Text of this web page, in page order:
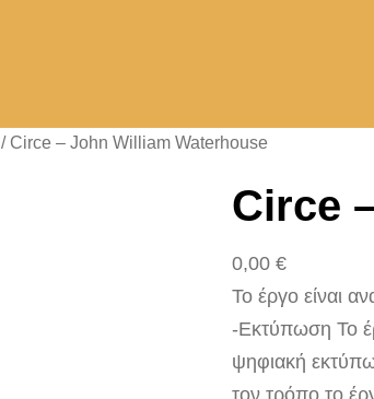
/ Circe – John William Waterhouse
Circe
0,00 €
Το έργο είναι
-Εκτύπωση Το
ψηφιακή
τον τρόπο το